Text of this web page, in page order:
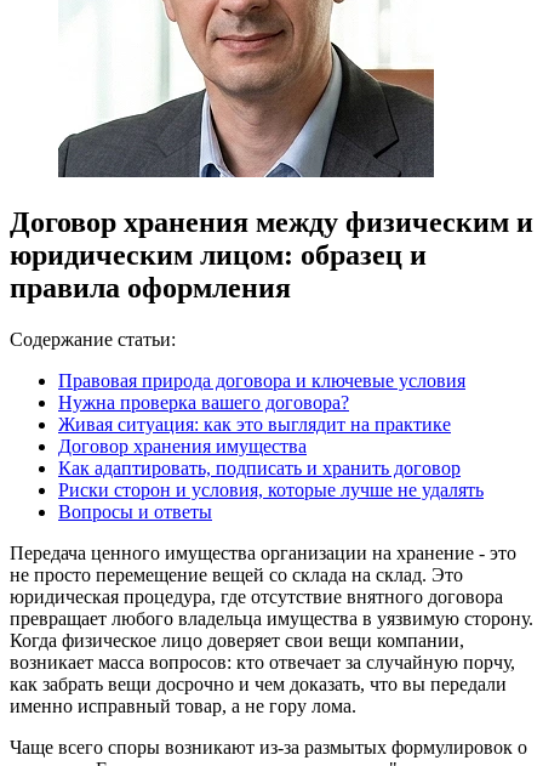
Договор хранения между физическим и
юридическим лицом: образец и
правила оформления
Содержание статьи:
Правовая природа договора и ключевые условия
Нужна проверка вашего договора?
Живая ситуация: как это выглядит на практике
Договор хранения имущества
Как адаптировать, подписать и хранить договор
Риски сторон и условия, которые лучше не удалять
Вопросы и ответы
Передача ценного имущества организации на хранение - это
не просто перемещение вещей со склада на склад. Это
юридическая процедура, где отсутствие внятного договора
превращает любого владельца имущества в уязвимую сторону.
Когда физическое лицо доверяет свои вещи компании,
возникает масса вопросов: кто отвечает за случайную порчу,
как забрать вещи досрочно и чем доказать, что вы передали
именно исправный товар, а не гору лома.
Чаще всего споры возникают из-за размытых формулировок о